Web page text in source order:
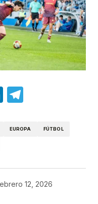
LinkedIn
EUROPA FÚTBOL
12, 2026